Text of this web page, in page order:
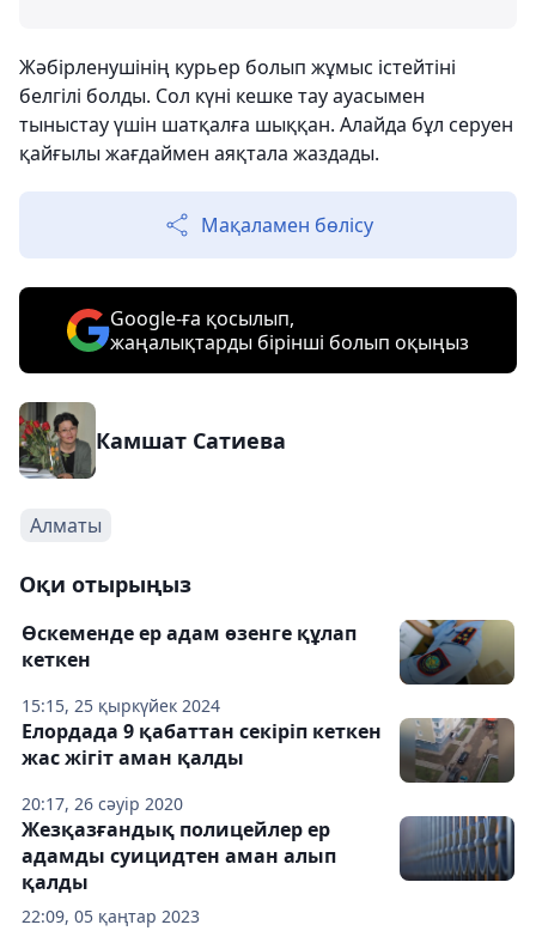
Жәбірленушінің курьер болып жұмыс істейтіні
белгілі болды. Сол күні кешке тау ауасымен
тыныстау үшін шатқалға шыққан. Алайда бұл серуен
қайғылы жағдаймен аяқтала жаздады.
Мақаламен бөлісу
Google-ға қосылып,
жаңалықтарды бірінші болып оқыңыз
Камшат Сатиева
Алматы
Оқи отырыңыз
15:15, 25 қыркүйек 2024
Өскеменде ер адам өзенге құлап
кеткен
20:17, 26 сәуір 2020
Елордада 9 қабаттан секіріп кеткен
жас жігіт аман қалды
22:09, 05 қаңтар 2023
Жезқазғандық полицейлер ер
адамды суицидтен аман алып
қалды